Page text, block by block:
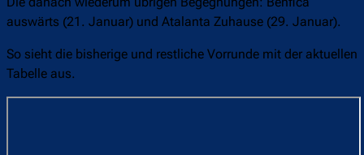
auswärts (21. Januar) und Atalanta Zuhause (29. Januar).
So sieht die bisherige und restliche Vorrunde mit der aktuellen
Tabelle aus.